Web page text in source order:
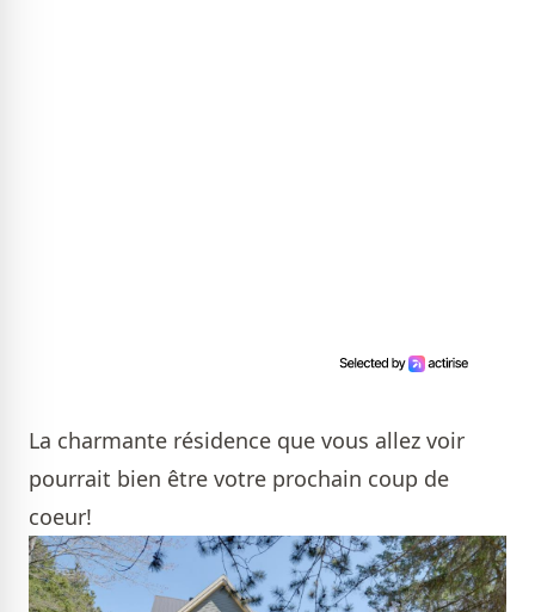
La charmante résidence que vous allez voir
pourrait bien être votre prochain coup de
coeur!